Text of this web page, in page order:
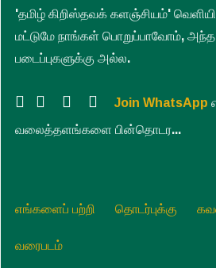
'தமிழ் கிறிஸ்தவக் களஞ்சியம்'
மட்டுமே நாங்கள் பொறுப்பாவோம், அந்த
படைப்புகளுக்கு அல்ல.
Join WhatsApp
வலைத்தளங்களை பின்தொடர...
எங்களைப் பற்றி தொடர்புக்கு
வரைபடம்